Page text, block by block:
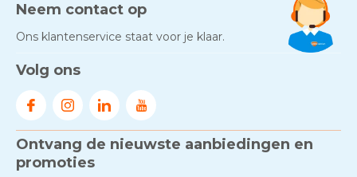
Neem contact op
Ons klantenservice staat voor je klaar.
Volg ons
Ontvang de nieuwste aanbiedingen en
promoties